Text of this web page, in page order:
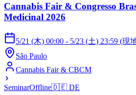
Cannabis Fair & Congresso
Medicinal 2026
5/21 (木) 00:00 - 5/23 (土) 23:59 (現
São Paulo
Cannabis Fair & CBCM
SeminarOffline🇩🇪 DE